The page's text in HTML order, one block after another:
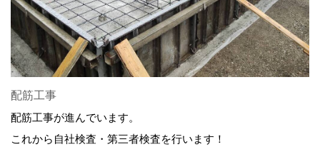
配筋工事
配筋工事が進んでいます。
これから自社検査・第三者検査を行います！